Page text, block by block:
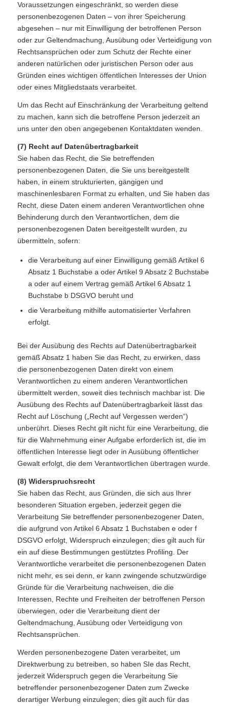
Voraussetzungen eingeschränkt, so werden diese
personenbezogenen Daten – von ihrer Speicherung
abgesehen – nur mit Einwilligung der betroffenen Person
oder zur Geltendmachung, Ausübung oder Verteidigung von
Rechtsansprüchen oder zum Schutz der Rechte einer
anderen natürlichen oder juristischen Person oder aus
Gründen eines wichtigen öffentlichen Interesses der Union
oder eines Mitgliedstaats verarbeitet.
Um das Recht auf Einschränkung der Verarbeitung geltend
zu machen, kann sich die betroffene Person jederzeit an
uns unter den oben angegebenen Kontaktdaten wenden.
(7) Recht auf Datenübertragbarkeit
Sie haben das Recht, die Sie betreffenden
personenbezogenen Daten, die Sie uns bereitgestellt
haben, in einem strukturierten, gängigen und
maschinenlesbaren Format zu erhalten, und Sie haben das
Recht, diese Daten einem anderen Verantwortlichen ohne
Behinderung durch den Verantwortlichen, dem die
personenbezogenen Daten bereitgestellt wurden, zu
übermitteln, sofern:
die Verarbeitung auf einer Einwilligung gemäß Artikel 6
Absatz 1 Buchstabe a oder Artikel 9 Absatz 2 Buchstabe
a oder auf einem Vertrag gemäß Artikel 6 Absatz 1
Buchstabe b DSGVO beruht und
die Verarbeitung mithilfe automatisierter Verfahren
erfolgt.
Bei der Ausübung des Rechts auf Datenübertragbarkeit
gemäß Absatz 1 haben Sie das Recht, zu erwirken, dass
die personenbezogenen Daten direkt von einem
Verantwortlichen zu einem anderen Verantwortlichen
übermittelt werden, soweit dies technisch machbar ist. Die
Ausübung des Rechts auf Datenübertragbarkeit lässt das
Recht auf Löschung („Recht auf Vergessen werden“)
unberührt. Dieses Recht gilt nicht für eine Verarbeitung, die
für die Wahrnehmung einer Aufgabe erforderlich ist, die im
öffentlichen Interesse liegt oder in Ausübung öffentlicher
Gewalt erfolgt, die dem Verantwortlichen übertragen wurde.
(8) Widerspruchsrecht
Sie haben das Recht, aus Gründen, die sich aus Ihrer
besonderen Situation ergeben, jederzeit gegen die
Verarbeitung Sie betreffender personenbezogener Daten,
die aufgrund von Artikel 6 Absatz 1 Buchstaben e oder f
DSGVO erfolgt, Widerspruch einzulegen; dies gilt auch für
ein auf diese Bestimmungen gestütztes Profiling. Der
Verantwortliche verarbeitet die personenbezogenen Daten
nicht mehr, es sei denn, er kann zwingende schutzwürdige
Gründe für die Verarbeitung nachweisen, die die
Interessen, Rechte und Freiheiten der betroffenen Person
überwiegen, oder die Verarbeitung dient der
Geltendmachung, Ausübung oder Verteidigung von
Rechtsansprüchen.
Werden personenbezogene Daten verarbeitet, um
Direktwerbung zu betreiben, so haben SIe das Recht,
jederzeit Widerspruch gegen die Verarbeitung Sie
betreffender personenbezogener Daten zum Zwecke
derartiger Werbung einzulegen; dies gilt auch für das